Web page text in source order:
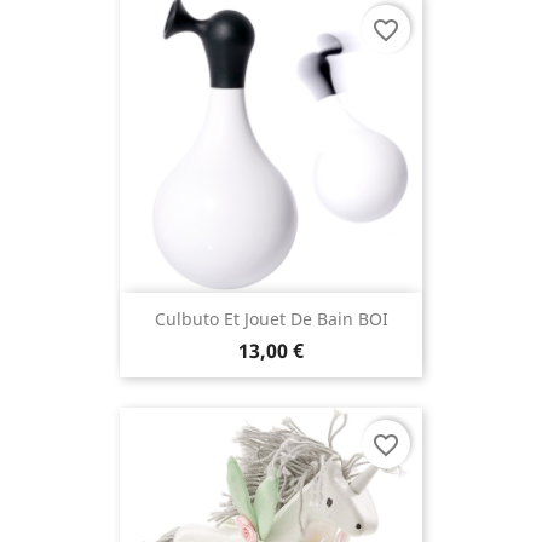
Culbuto Et Jouet De Bain BOI
13,00 €
favorite_border
favorite_border